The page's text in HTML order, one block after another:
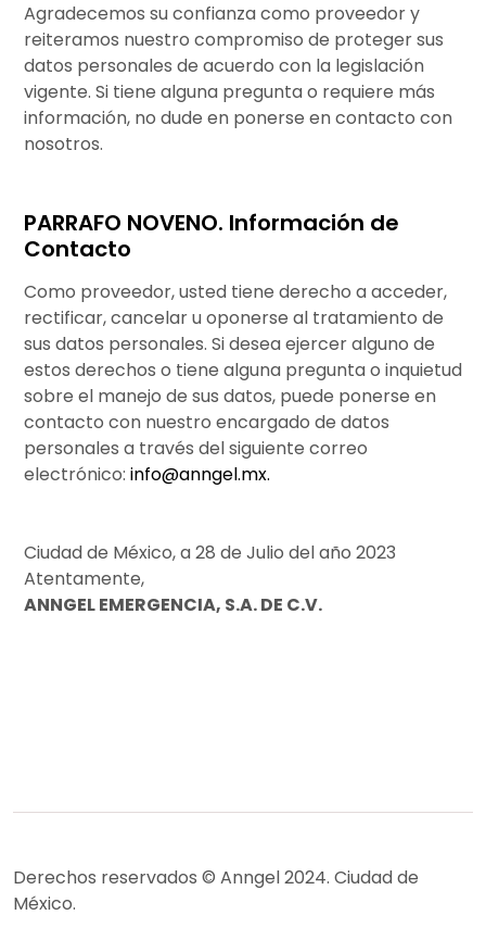
Agradecemos su confianza como proveedor y
reiteramos nuestro compromiso de proteger sus
datos personales de acuerdo con la legislación
vigente. Si tiene alguna pregunta o requiere más
información, no dude en ponerse en contacto con
nosotros.
PARRAFO NOVENO. Información de
Contacto
Como proveedor, usted tiene derecho a acceder,
rectificar, cancelar u oponerse al tratamiento de
sus datos personales. Si desea ejercer alguno de
estos derechos o tiene alguna pregunta o inquietud
sobre el manejo de sus datos, puede ponerse en
contacto con nuestro encargado de datos
personales a través del siguiente correo
electrónico: info@anngel.mx.
Ciudad de México, a 28 de Julio del año 2023
Atentamente,
ANNGEL EMERGENCIA, S.A. DE C.V.
Derechos reservados © Anngel 2024. Ciudad de
México.